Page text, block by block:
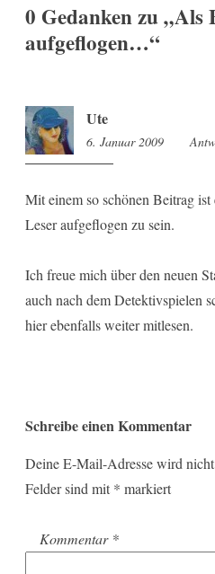
0 Gedanken zu „Als
aufgeflogen…“
Ute
6. Januar 2009 18:15
Mit einem so schönen Beitrag
Leser aufgeflogen zu sein.
Ich freue mich über den neuen
auch nach dem Detektivspielen
hier ebenfalls weiter mitlesen.
Schreibe einen Kommentar
Deine E-Mail-Adresse wird
Felder sind mit * markiert
Kommentar *